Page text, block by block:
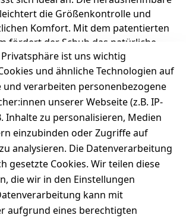
die Größenkontrolle und
Komfort. Mit dem patentierten
fördert der Schuh das natürliche
Wachstum junger Füße – ideal
und aktive Abenteuer. Richter
shoes since 1893.
Bewertung
0
Basierend auf 0 Bewertung(en)
ist uns wichtig
und ähnliche Technologien auf
und verarbeiten personenbezogene
unserer Webseite (z.B. IP-
Inhalte zu personalisieren, Medien
einzubinden oder Zugriffe auf
analysieren. Die Datenverarbeitung
gesetzte Cookies. Wir teilen diese
die wir in den Einstellungen
kann mit
aufgrund eines berechtigten